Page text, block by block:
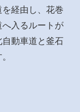
経由し、花巻
入るルートが
動車道と釜石